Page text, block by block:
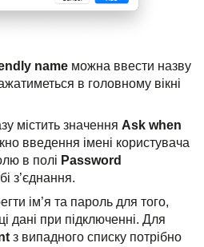
name можна ввести назву
в головному вікні
містить значення Ask when
введення імені користувача
в полі Password
з’єднання.
ім’я та пароль для того,
дані при підключенні. Для
з випадного списку потрібно